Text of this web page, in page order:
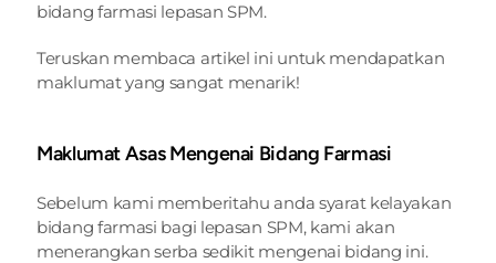
bidang farmasi lepasan SPM.
Teruskan membaca artikel ini untuk mendapatkan
maklumat yang sangat menarik!
Maklumat Asas Mengenai Bidang Farmasi
Sebelum kami memberitahu anda syarat kelayakan
bidang farmasi bagi lepasan SPM, kami akan
menerangkan serba sedikit mengenai bidang ini.